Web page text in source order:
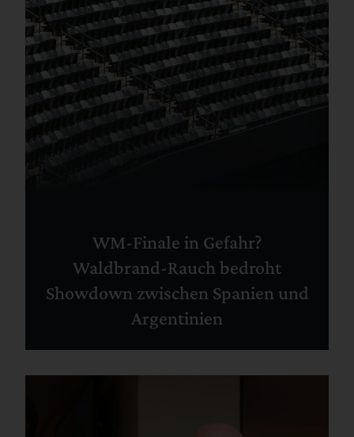
WM-Finale in Gefahr?
Waldbrand-Rauch bedroht
Showdown zwischen Spanien und
Argentinien